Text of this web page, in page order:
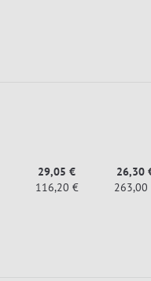
29,05 €
116,20 €
26,30
263,00